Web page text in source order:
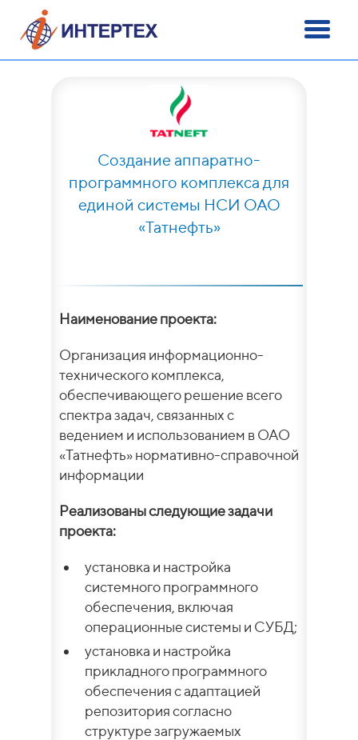
Создание аппаратно-
программного комплекса для
единой системы НСИ ОАО
«Татнефть»
Наименование проекта:
Организация информационно-
технического комплекса,
обеспечивающего решение всего
спектра задач, связанных с
ведением и использованием в ОАО
«Татнефть» нормативно-справочной
информации
Реализованы следующие задачи
проекта:
установка и настройка
системного программного
обеспечения, включая
операционные системы и СУБД;
установка и настройка
прикладного программного
обеспечения с адаптацией
репозитория согласно
структуре загружаемых